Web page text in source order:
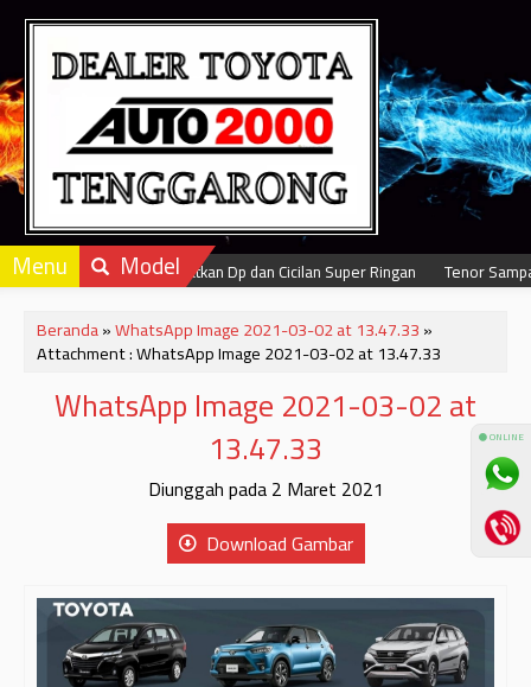
Dapatkan Dp dan Cicilan Super Ringan Tenor
Menu Model
Beranda»WhatsApp Image 2021-03-02 at 13.47.33»
Attachment : WhatsApp Image 2021-03-02 at 13.47.33
WhatsApp Image 2021-03-02 at
13.47.33
Diunggah pada 2 Maret 2021
Download Gambar
⚫ ONLINE